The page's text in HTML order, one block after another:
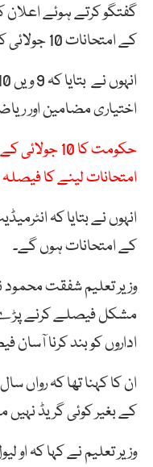
کے امتحانات 10 جولائی کے بعد لیئے جائیں گے۔
اختیاری مضامین اور
حکومت کا
امتحانات لینے کا فیصلہ
انہوں نے بتایا کہ
کے امتحانات ہوں گے۔
وزیر تعلیم شفقت محمود
مشکل فیصلے کرنے
اداروں کو بند کرنا آسان
ان کا کہنا تھا کہ رواں
کے بغیر کوئی گریڈ
وزیر تعلیم نے کہا کہ او